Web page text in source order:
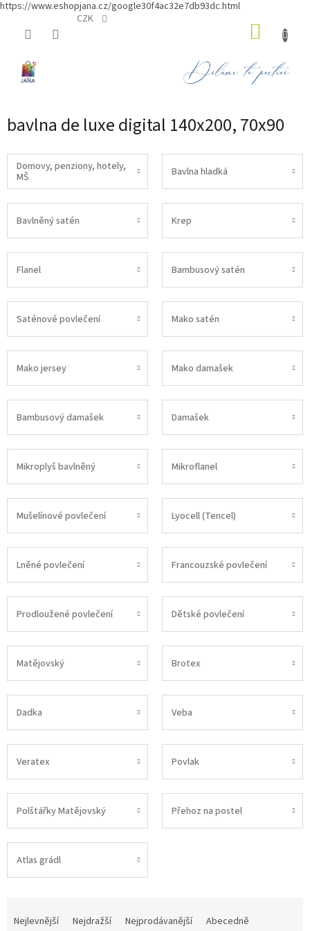
https://www.eshopjana.cz/google30f4ac32e7db93dc.html
CZK
bavlna de luxe digital 140x200, 70x90
Domovy, penziony, hotely,
MŠ
Bavlna hladká
Bavlněný satén Krep
Flanel Bambusový satén
Saténové povlečení Mako satén
Mako jersey Mako damašek
Bambusový damašek Damašek
Mikroplyš bavlněný Mikroflanel
Mušelínové povlečení Lyocell (Tencel)
Lněné povlečení Francouzské povlečení
Prodloužené povlečení Dětské povlečení
Matějovský Brotex
Dadka Veba
Veratex Povlak
Polštářky Matějovský Přehoz na postel
Atlas grádl
Nejlevnější Nejdražší Nejprodávanější Abecedně